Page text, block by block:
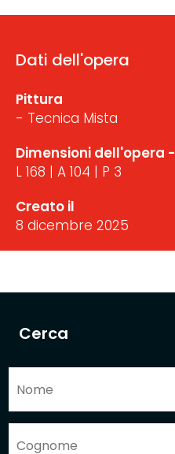
Cerca
Dati dell'opera
Pittura
- Tecnica Mista
Dimensioni dell'opera -
L 168 | A 104 | P 3
Creato il
8 dicembre 2025